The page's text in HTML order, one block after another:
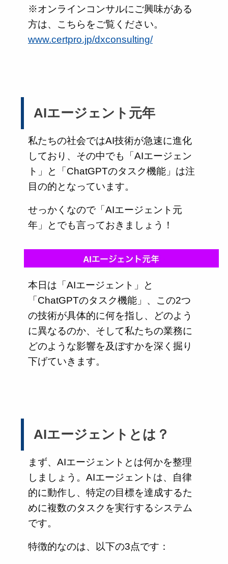
※オンラインコンサルにご興味がある
方は、こちらをご覧ください。
www.certpro.jp/dxconsulting/
AIエージェント元年
私たちの社会ではAI技術が急速に進化
しており、その中でも「AIエージェン
ト」と「ChatGPTのタスク機能」は注
目の的となっています。
せっかくなので「AIエージェント元
年」とでも言っておきましょう！
本日は「AIエージェント」と
「ChatGPTのタスク機能」、この2つ
の技術が具体的に何を指し、どのよう
に異なるのか、そして私たちの業務に
どのような影響を及ぼすかを深く掘り
下げていきます。
AIエージェントとは？
まず、AIエージェントとは何かを整理
しましょう。AIエージェントは、自律
的に動作し、特定の目標を達成するた
めに複数のタスクを実行するシステム
です。
特徴的なのは、以下の3点です：